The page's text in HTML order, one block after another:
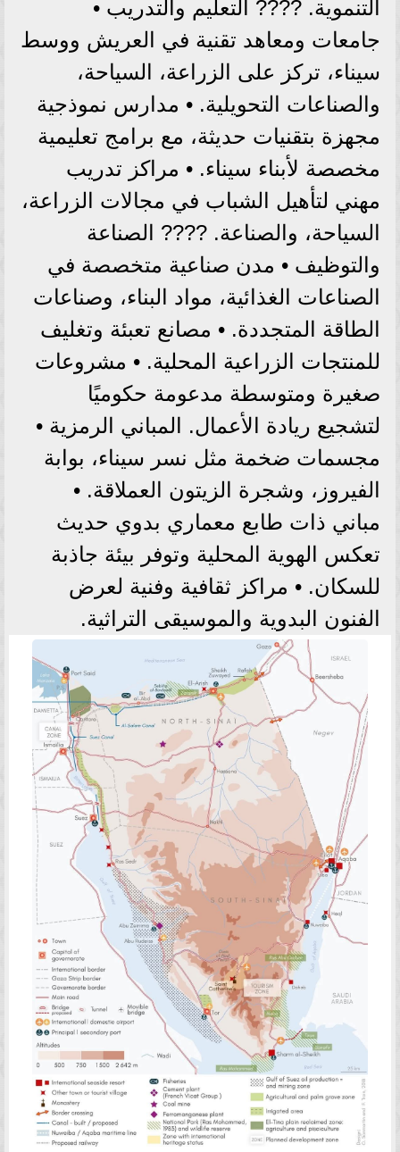
التنموية. ???? التعليم والتدريب •
جامعات ومعاهد تقنية في العريش ووسط
سيناء، تركز على الزراعة، السياحة،
والصناعات التحويلية. • مدارس نموذجية
مجهزة بتقنيات حديثة، مع برامج تعليمية
مخصصة لأبناء سيناء. • مراكز تدريب
مهني لتأهيل الشباب في مجالات الزراعة،
السياحة، والصناعة. ???? الصناعة
والتوظيف • مدن صناعية متخصصة في
الصناعات الغذائية، مواد البناء، وصناعات
الطاقة المتجددة. • مصانع تعبئة وتغليف
للمنتجات الزراعية المحلية. • مشروعات
صغيرة ومتوسطة مدعومة حكوميًا
لتشجيع ريادة الأعمال. المباني الرمزية •
مجسمات ضخمة مثل نسر سيناء، بوابة
الفيروز، وشجرة الزيتون العملاقة. •
مباني ذات طابع معماري بدوي حديث
تعكس الهوية المحلية وتوفر بيئة جاذبة
للسكان. • مراكز ثقافية وفنية لعرض
الفنون البدوية والموسيقى التراثية.